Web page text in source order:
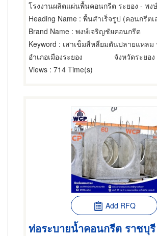
Heading Name : พื้นสำเร็จรูป (คอนกรีตเสริมเหล็กและอัดแรง),
Brand Name : พงษ์เจริญชัยคอนกรีต
Keyword : เสาเข็มสี่หลี่ยมตันปลายแหลม
อำเภอเมืองระยอง
จังหวัดระยอง
Views : 714 Time(s)
Add RFQ
ท่อระบายน้ำคอนกรีต ราชบุรี